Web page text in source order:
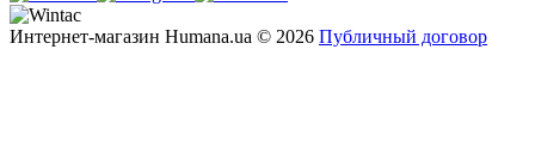
Интернет-магазин Humana.ua © 2026 Публичный договор